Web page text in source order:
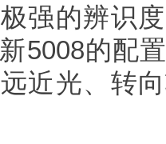
强的辨识
5008的配
近光、转